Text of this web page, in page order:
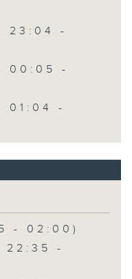
23:04 -
00:05 -
01:04 -
- 02:00)
22:35 -